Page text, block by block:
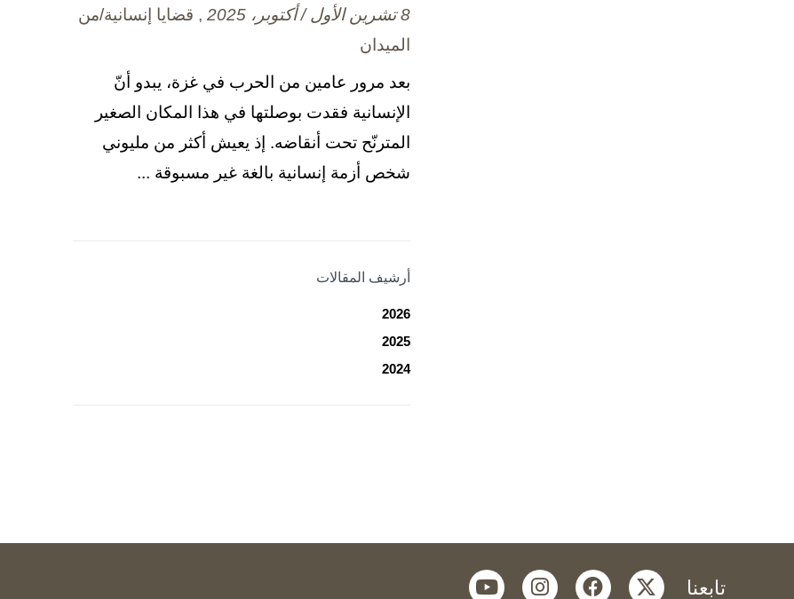
8 تشرين الأول / أكتوبر، 2025
, قضايا إنسانية/من
الميدان
بعد مرور عامين من الحرب في غزة، يبدو أنّ
الإنسانية فقدت بوصلتها في هذا المكان الصغير
المترنّح تحت أنقاضه. إذ يعيش أكثر من مليوني
شخص أزمة إنسانية بالغة غير مسبوقة ...
أرشيف المقالات
2026
2025
2024
تابعنا twitter
facebook
instagram
youtube